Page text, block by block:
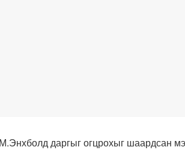
даргыг огцрохыг шаардсан